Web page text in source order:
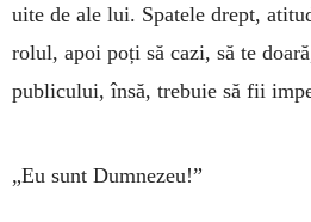
uite de ale lui. Spatele drept,
rolul, apoi poți să cazi, să te
publicului, însă, trebuie să fii
„Eu sunt Dumnezeu!”